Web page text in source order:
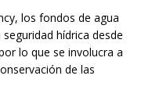
los fondos de agua
hídrica desde
lo que se involucra a
de las